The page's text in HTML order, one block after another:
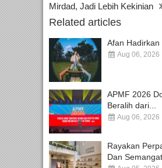
Mirdad, Jadi Lebih Kekinian
Related articles
Afan Hadirkan
Aug 06, 2026
APMF 2026
Beralih dari...
Aug 06, 2026
Rayakan
Dan